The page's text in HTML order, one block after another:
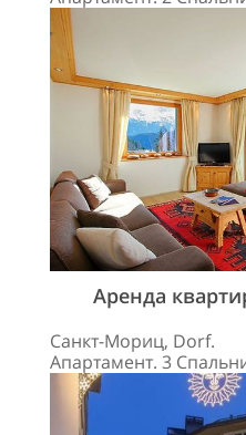
Аренда
Санкт-Мориц, Dorf.
Апартамент. 3